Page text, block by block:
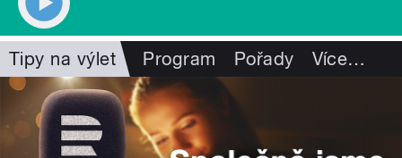
Tipy na výlet Program Pořady Více…